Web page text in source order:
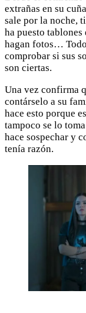
extrañas en su
sale por la noche,
ha puesto tablones
hagan fotos…
comprobar si sus
son ciertas.
Una vez confirma
contárselo a su
hace esto porque
tampoco se lo
hace sospechar y
tenía razón.